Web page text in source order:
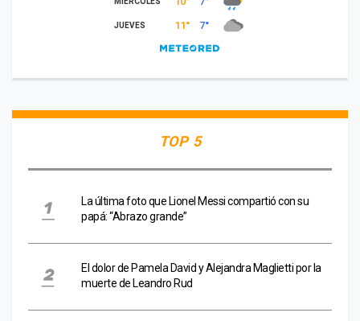
TOP 5
La última foto que Lionel Messi compartió con su
papá: “Abrazo grande”
El dolor de Pamela David y Alejandra Maglietti por la
muerte de Leandro Rud